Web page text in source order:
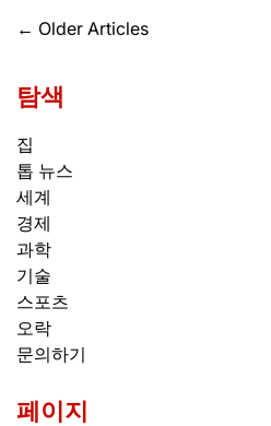
글
탐
색
← Older Articles
탐색
집
톱 뉴스
세계
경제
과학
기술
스포츠
오락
문의하기
페이지